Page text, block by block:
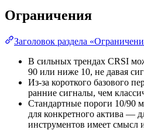
Ограничения
Заголовок раздела
В сильных трендах CRSI
90 или ниже 10, не давая
Из-за короткого базового
ранние сигналы, чем
Стандартные пороги 10/90
для конкретного актива —
инструментов имеет смысл